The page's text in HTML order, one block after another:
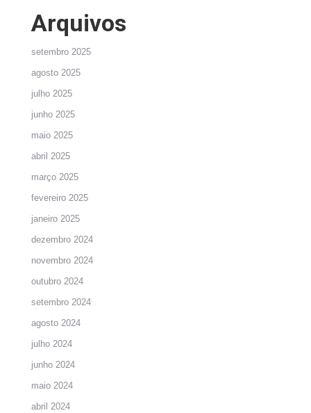
Arquivos
setembro 2025
agosto 2025
julho 2025
junho 2025
maio 2025
abril 2025
março 2025
fevereiro 2025
janeiro 2025
dezembro 2024
novembro 2024
outubro 2024
setembro 2024
agosto 2024
julho 2024
junho 2024
maio 2024
abril 2024